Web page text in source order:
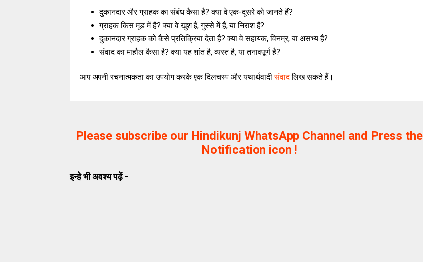
दुकानदार और ग्राहक का संबंध कैसा है? क्या वे एक-दूसरे को जानते हैं?
ग्राहक किस मूड में है? क्या वे खुश हैं, गुस्से में हैं, या निराश हैं?
दुकानदार ग्राहक को कैसे प्रतिक्रिया देता है? क्या वे सहायक, विनम्र, या असभ्य हैं?
संवाद का माहौल कैसा है? क्या यह शांत है, व्यस्त है, या तनावपूर्ण है?
आप अपनी रचनात्मकता का उपयोग करके एक दिलचस्प और यथार्थवादीसंवादलिख सकते हैं।
Please subscribe our Hindikunj WhatsApp Channel and Press the
Notification icon !
इन्हे भी अवश्य पढ़ें -